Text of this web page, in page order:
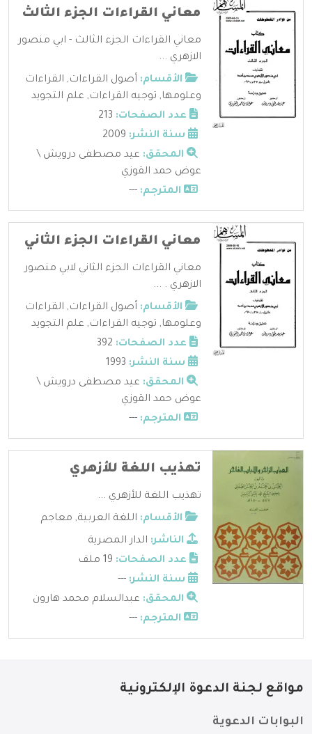
معاني القراءات الجزء الثالث
معاني القراءات الجزء الثالث - ابي منصور
الازهري ...
الأقسام: أصول القراءات, القراءات
وعلومها, توجيه القراءات, علم التجويد
عدد الصفحات:
سنة النشر:
المحقق: عيد مصطفى درويش \
عوض حمد القوزي
المترجم: ---
معاني القراءات الجزء الثاني
معاني القراءات الجزء الثاني لابي منصور
الازهري . ...
الأقسام: أصول القراءات, القراءات
وعلومها, توجيه القراءات, علم التجويد
عدد الصفحات:
سنة النشر:
المحقق: عيد مصطفى درويش \
عوض حمد القوزي
المترجم: ---
تهذيب اللغة للأزهري
تهذيب اللغة للأزهري ...
الأقسام: اللغة العربية, معاجم
الناشر: الدار المصرية
عدد الصفحات:
سنة النشر: ---
المحقق: عبدالسلام محمد هارون
المترجم: ---
مواقع لجنة الدعوة الإلكترونية
البوابات الدعوية